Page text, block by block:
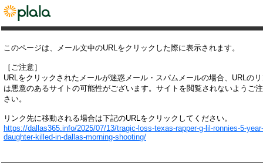
このページは、メール文中のURLをクリックした際に表示されます。
［ご注意］
URLをクリックされたメールが迷惑メール・スパムメールの場合、URLの
は悪意のあるサイトの可能性がございます。サイトを閲覧されないようご
さい。
リンク先に移動される場合は下記のURLをクリックしてください。
https://dallas365.info/2025/07/13/tragic-loss-texas-rapper-g-lil-ronnies-5-
daughter-killed-in-dallas-morning-shooting/